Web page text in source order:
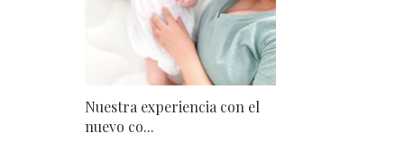
Nuestra experiencia con el
nuevo co...